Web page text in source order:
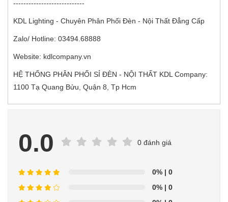
----------------------------
KDL Lighting - Chuyên Phân Phối Đèn - Nội Thất Đẳng Cấp
Zalo/ Hotline: 03494.68888
Website: kdlcompany.vn
HỆ THỐNG PHÂN PHỐI SỈ ĐÈN - NỘI THẤT KDL Company:
1100 Tạ Quang Bửu, Quận 8, Tp Hcm
0.0 0 đánh giá
0% | 0
0% | 0